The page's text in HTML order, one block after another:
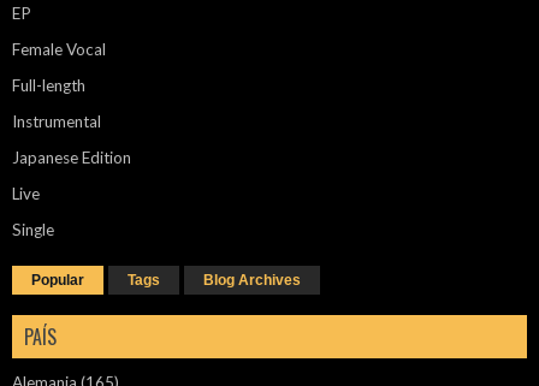
EP
Female Vocal
Full-length
Instrumental
Japanese Edition
Live
Single
Popular Tags Blog Archives
PAÍS
Alemania (165)